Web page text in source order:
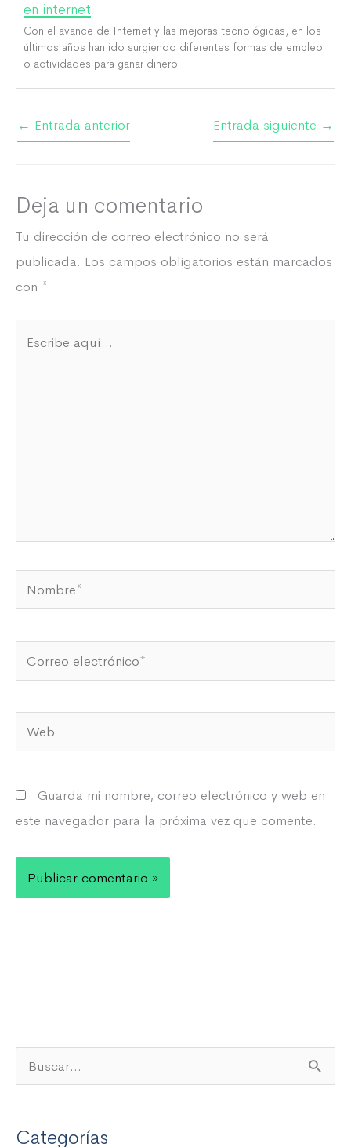
en internet
Con el avance de Internet y las mejoras tecnológicas, en los
últimos años han ido surgiendo diferentes formas de empleo
o actividades para ganar dinero
← Entrada anterior Entrada siguiente →
Deja un comentario
Tu dirección de correo electrónico no será
publicada. Los campos obligatorios están marcados
con *
Nombre*
Correo
electrónico*
Web
Guarda mi nombre, correo electrónico y web en
este navegador para la próxima vez que comente.
Categorías